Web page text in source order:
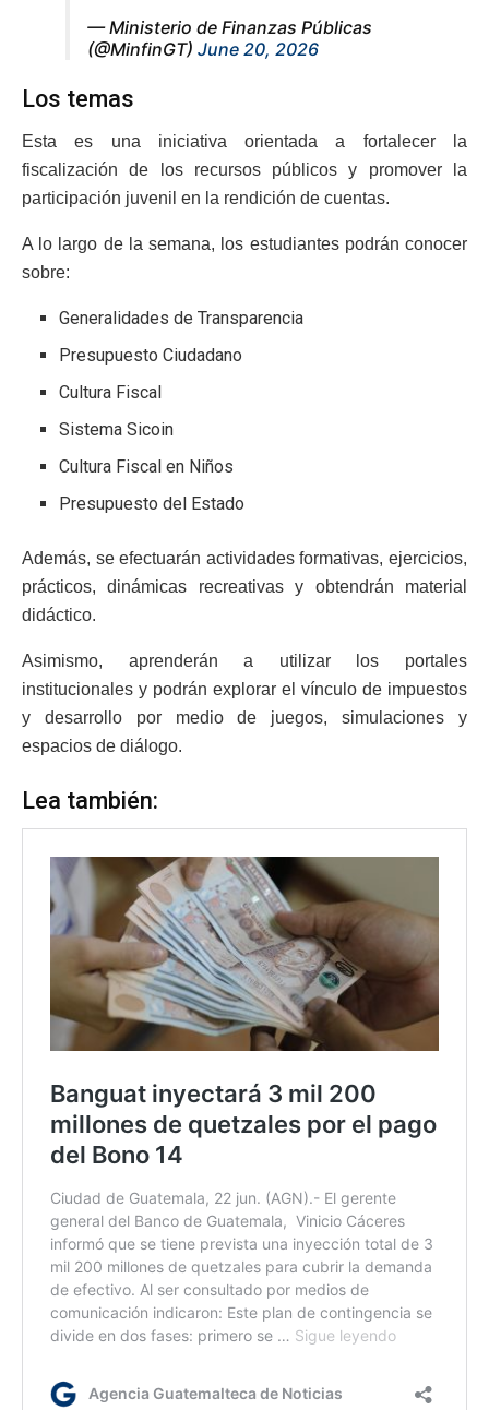
— Ministerio de Finanzas Públicas
(@MinfinGT) June 20, 2026
Los temas
Esta es una iniciativa orientada a fortalecer la
fiscalización de los recursos públicos y promover la
participación juvenil en la rendición de cuentas.
A lo largo de la semana, los estudiantes podrán conocer
sobre:
Generalidades de Transparencia
Presupuesto Ciudadano
Cultura Fiscal
Sistema Sicoin
Cultura Fiscal en Niños
Presupuesto del Estado
Además, se efectuarán actividades formativas, ejercicios,
prácticos, dinámicas recreativas y obtendrán material
didáctico.
Asimismo, aprenderán a utilizar los portales
institucionales y podrán explorar el vínculo de impuestos
y desarrollo por medio de juegos, simulaciones y
espacios de diálogo.
Lea también: